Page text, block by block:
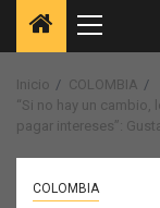
Menú
Inicio
COLOMBIA
“Si no hay un
pagar intereses”:
COLOMBIA